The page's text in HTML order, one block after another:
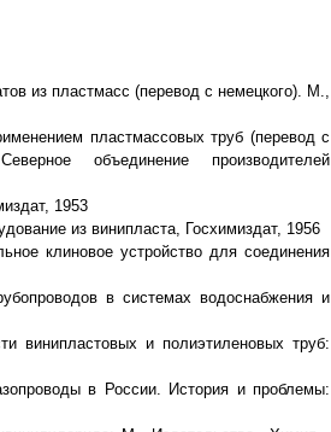
из пластмасс (перевод с немецкого). М.,
пластмассовых труб (перевод с
объединение производителей
1953
из винипласта, Госхимиздат, 1956
клиновое устройство для соединения
в системах водоснабжения и
винипластовых и полиэтиленовых труб:
в России. История и проблемы: